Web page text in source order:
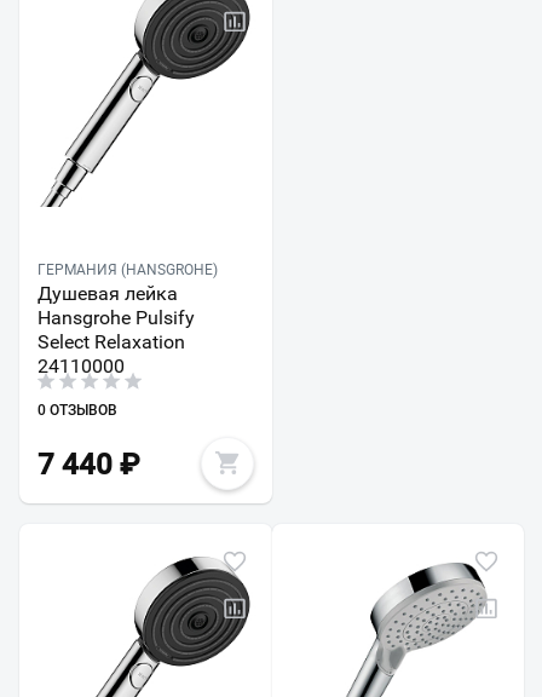
ГЕРМАНИЯ (HANSGROHE)
Душевая лейка
Hansgrohe Pulsify
Select Relaxation
24110000
0 ОТЗЫВОВ
7 440 ₽